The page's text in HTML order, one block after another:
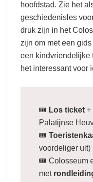
hoofdstad. Zie het
geschiedenisles
druk zijn in het
zijn om met een
een kindvriendelijke
het interessant voor
🎟 Los ticket +
Palatijnse
🎟
voordeliger uit)
🎟 Colosseum
met